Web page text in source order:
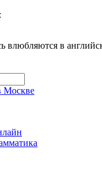
влюбляются в
Москве